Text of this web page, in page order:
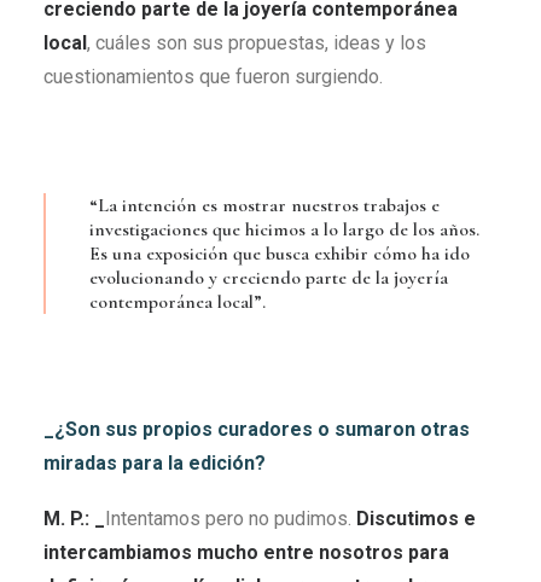
creciendo parte de la joyería contemporánea
local, cuáles son sus propuestas, ideas y los
cuestionamientos que fueron surgiendo.
“La intención es mostrar nuestros trabajos e
investigaciones que hicimos a lo largo de los años.
Es una exposición que busca exhibir cómo ha ido
evolucionando y creciendo parte de la joyería
contemporánea local”.
_¿Son sus propios curadores o sumaron otras
miradas para la edición?
M. P.: _ Intentamos pero no pudimos. Discutimos e
intercambiamos mucho entre nosotros para